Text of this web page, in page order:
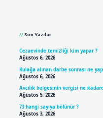
Son Yazılar
Cezaevinde temizliği kim yapar ?
Ağustos 6, 2026
Kulağa alınan darbe sonrası ne
Ağustos 6, 2026
Avcılık belgesinin vergisi ne
Ağustos 5, 2026
73 hangi sayıya bölünür ?
Ağustos 3, 2026